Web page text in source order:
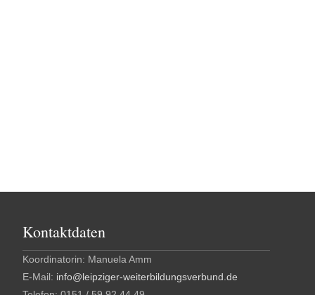
Kontaktdaten
Koordinatorin: Manuela Amm
E-Mail: info@leipziger-weiterbildungsverbund.de